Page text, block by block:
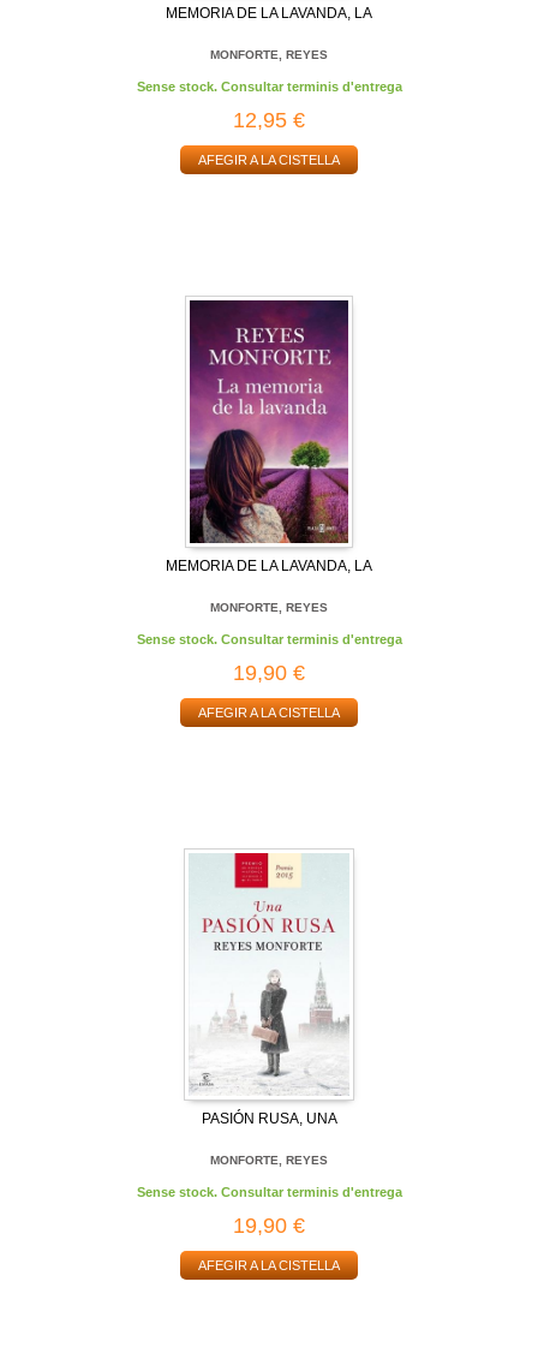
MEMORIA DE LA LAVANDA, LA
MONFORTE, REYES
Sense stock. Consultar terminis d'entrega
12,95 €
AFEGIR A LA CISTELLA
MEMORIA DE LA LAVANDA, LA
MONFORTE, REYES
Sense stock. Consultar terminis d'entrega
19,90 €
AFEGIR A LA CISTELLA
PASIÓN RUSA, UNA
MONFORTE, REYES
Sense stock. Consultar terminis d'entrega
19,90 €
AFEGIR A LA CISTELLA